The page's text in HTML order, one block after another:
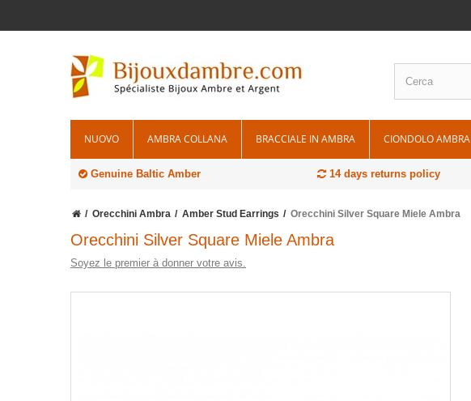
NUOVO AMBRA COLLANA BRACCIALE IN AMBRA CIONDOLO AMBRA
Genuine Baltic Amber 14 days returns policy
Orecchini Ambra Amber Stud Earrings Orecchini Silver Square Miele Ambra
Orecchini Silver Square Miele Ambra
Soyez le premier à donner votre avis.